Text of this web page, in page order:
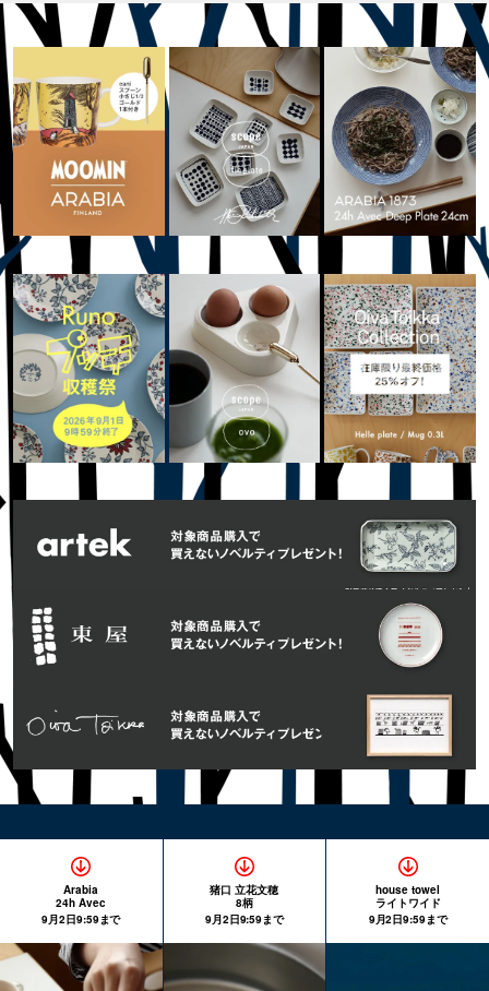
Arabia
24h Avec
9月2日9:59まで
猪口 立花文穂
8柄
9月2日9:59まで
house towel
ライトワイド
9月2日9:59まで